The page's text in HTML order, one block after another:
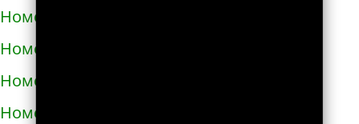
Номера телефонов такси в Фастове
Номера телефонов такси в Харькове
Номера телефонов такси в Херсоне
Номера телефонов такси в Хмельнике